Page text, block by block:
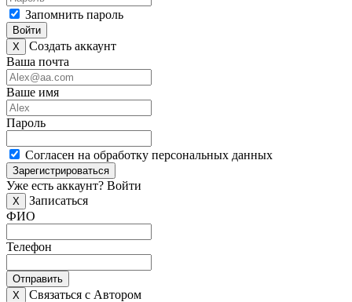
Запомнить пароль
Войти
X
Создать аккаунт
Ваша почта
Ваше имя
Пароль
Согласен на обработку персональных данных
Зарегистрироваться
Уже есть аккаунт? Войти
X
Записаться
ФИО
Телефон
Отправить
X
Связаться с Автором